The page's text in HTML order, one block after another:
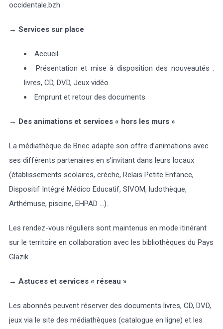
occidentale.bzh
→ Services sur place
Accueil
Présentation et mise à disposition des nouveautés :
livres, CD, DVD, Jeux vidéo
Emprunt et retour des documents
→ Des animations et services « hors les murs »
La médiathèque de Briec adapte son offre d’animations avec
ses différents partenaires en s’invitant dans leurs locaux
(établissements scolaires, crèche, Relais Petite Enfance,
Dispositif Intégré Médico Educatif, SIVOM, ludothèque,
Arthémuse, piscine, EHPAD ...).
Les rendez-vous réguliers sont maintenus en mode itinérant
sur le territoire en collaboration avec les bibliothèques du Pays
Glazik.
→ Astuces et services « réseau »
Les abonnés peuvent réserver des documents livres, CD, DVD,
jeux via le site des médiathèques (catalogue en ligne) et les